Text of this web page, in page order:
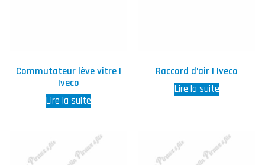
Commutateur lève vitre |
Iveco
Lire la suite
Raccord d’air | Iveco
Lire la suite